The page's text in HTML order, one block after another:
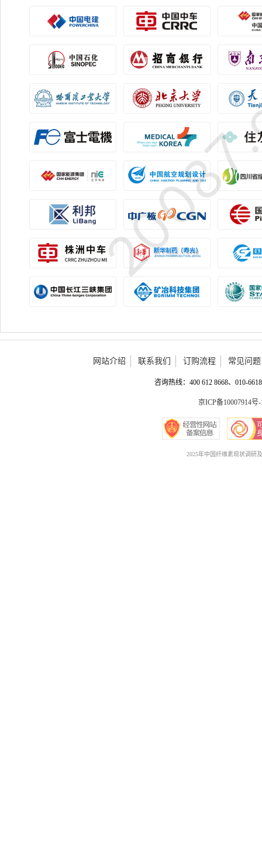
网站介绍 联系我们 订购流程 常见问题
咨询热线：400 612 8668、010-
京ICP备10007914号-
2025年中国纤维素现状调研